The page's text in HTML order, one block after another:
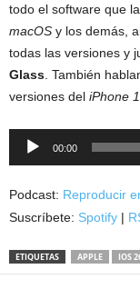
todo el software que
macOS y los demás,
todas las versiones y
Glass . También
versiones del iPhone
Reproductor
00:00
Podcast: Reproducir
Suscríbete: Spotify |
ETIQUETAS APPLE IOS